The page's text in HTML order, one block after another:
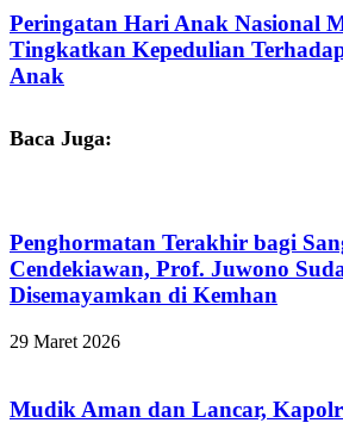
Peringatan Hari Anak Nasional
Tingkatkan Kepedulian
Anak
Baca Juga:
Penghormatan Terakhir bagi
Cendekiawan, Prof. Juwono
Disemayamkan di Kemhan
29 Maret 2026
Mudik Aman dan Lancar,